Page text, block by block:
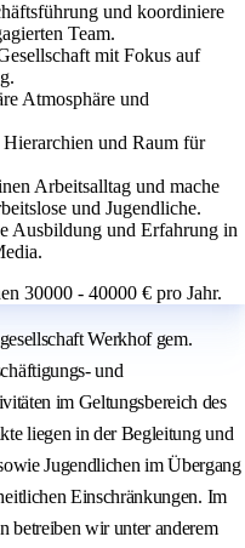
und koordiniere
Team.
mit Fokus auf
Atmosphäre und
Hierarchien und Raum für
Arbeitsalltag und mache
und Jugendliche.
Ausbildung und Erfahrung in
30000 - 40000 € pro Jahr.
Werkhof gem.
und
im Geltungsbereich des
liegen in der Begleitung und
Jugendlichen im Übergang
Einschränkungen. Im
betreiben wir unter anderem